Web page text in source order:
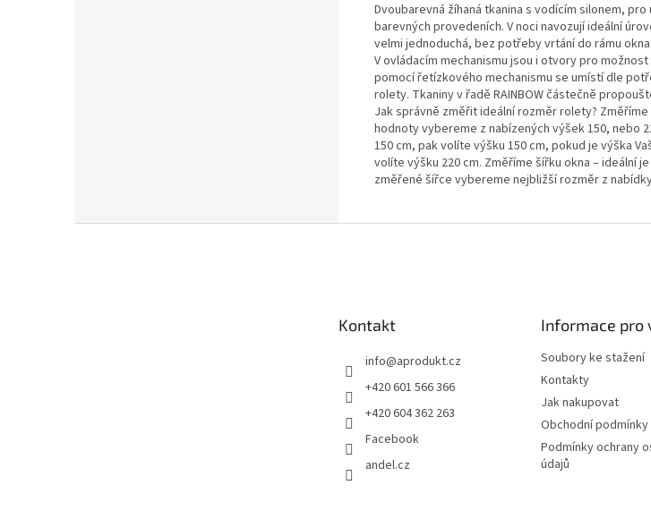
Dvoubarevná žíhaná tkanina s vodícím silonem,
barevných provedeních. V noci navozují ideální
velmi jednoduchá, bez potřeby vrtání do rámu
V ovládacím mechanismu jsou i otvory pro
pomocí řetízkového mechanismu se umístí dle
rolety. Tkaniny v řadě RAINBOW částečně
Jak správně změřit ideální rozměr rolety?
hodnoty vybereme z nabízených výšek 150, nebo
150 cm, pak volíte výšku 150 cm, pokud je výška
volíte výšku 220 cm. Změříme šířku okna – ideální
změřené šířce vybereme nejbližší rozměr z
Kontakt
info@aprodukt.cz
+420 601 566 366
+420 604 362 263
Facebook
andel.cz
Informace pro
Soubory ke stažení
Kontakty
Jak nakupovat
Obchodní podmínky
Podmínky ochrany
údajů